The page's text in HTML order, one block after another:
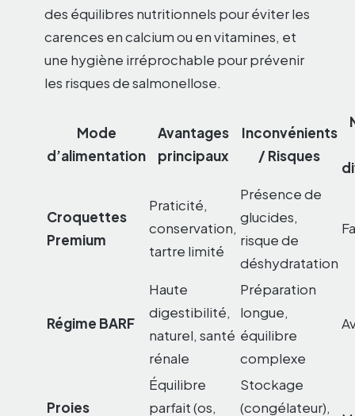
des équilibres nutritionnels pour éviter les
carences en calcium ou en vitamines, et
une hygiène irréprochable pour prévenir
les risques de salmonellose.
Mode
d’alimentation
Avantages
principaux
Inconvénients
/ Risques
Croquettes
Premium
Praticité,
conservation,
tartre limité
Présence de
glucides,
risque de
déshydratation
Régime BARF
Haute
digestibilité,
naturel, santé
rénale
Préparation
longue,
équilibre
complexe
Proies
Équilibre
parfait (os,
Stockage
(congélateur),